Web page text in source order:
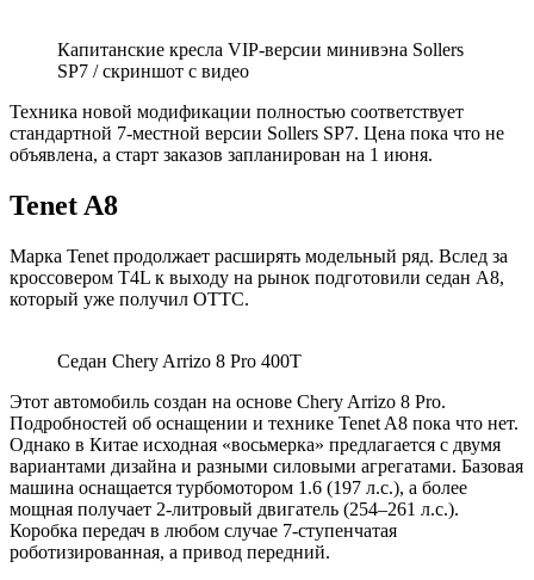
Капитанские кресла VIP-версии минивэна Sollers
SP7 / скриншот с видео
Техника новой модификации полностью соответствует
стандартной 7-местной версии Sollers SP7. Цена пока что не
объявлена, а старт заказов запланирован на 1 июня.
Tenet A8
Марка Tenet продолжает расширять модельный ряд. Вслед за
кроссовером T4L к выходу на рынок подготовили седан A8,
который уже получил ОТТС.
Седан Chery Arrizo 8 Pro 400T
Этот автомобиль создан на основе Chery Arrizo 8 Pro.
Подробностей об оснащении и технике Tenet A8 пока что нет.
Однако в Китае исходная «восьмерка» предлагается с двумя
вариантами дизайна и разными силовыми агрегатами. Базовая
машина оснащается турбомотором 1.6 (197 л.с.), а более
мощная получает 2-литровый двигатель (254–261 л.с.).
Коробка передач в любом случае 7-ступенчатая
роботизированная, а привод передний.